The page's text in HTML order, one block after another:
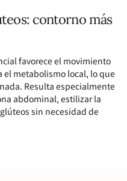
contorno más
favorece el movimiento
el metabolismo local, lo que
Resulta especialmente
abdominal, estilizar la
sin necesidad de